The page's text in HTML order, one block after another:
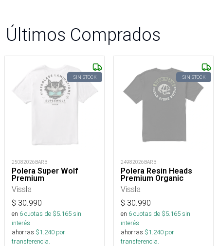
Últimos Comprados
SIN STOCK
25082026BARB
Polera Super Wolf
Premium
Vissla
$ 30.990
en 6cuotas de $5.165sin
interés
ahorras $1.240 por
transferencia.
SIN STOCK
24982026BARB
Polera Resin Heads
Premium Organic
Vissla
$ 30.990
en 6cuotas de $5.165sin
interés
ahorras $1.240 por
transferencia.